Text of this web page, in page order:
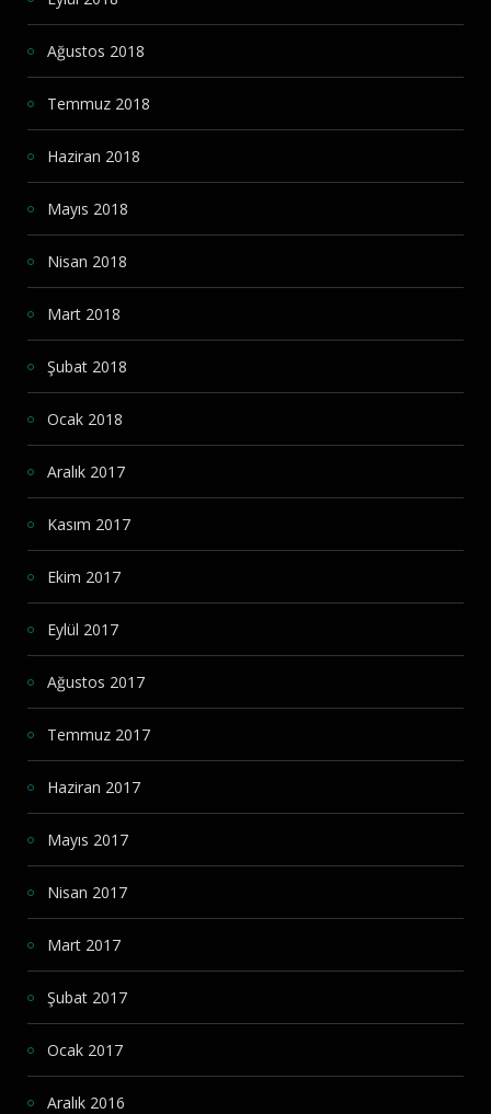
Ağustos 2018
Temmuz 2018
Haziran 2018
Mayıs 2018
Nisan 2018
Mart 2018
Şubat 2018
Ocak 2018
Aralık 2017
Kasım 2017
Ekim 2017
Eylül 2017
Ağustos 2017
Temmuz 2017
Haziran 2017
Mayıs 2017
Nisan 2017
Mart 2017
Şubat 2017
Ocak 2017
Aralık 2016